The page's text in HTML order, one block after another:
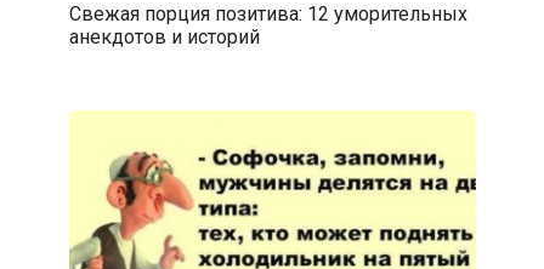
Свежая порция позитива: 12 уморительных
анекдотов и историй